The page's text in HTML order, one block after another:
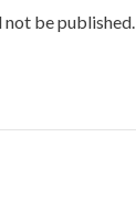
not be published.